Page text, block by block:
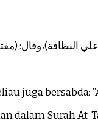
(مفتاح
juga bersabda:
dalam Surah